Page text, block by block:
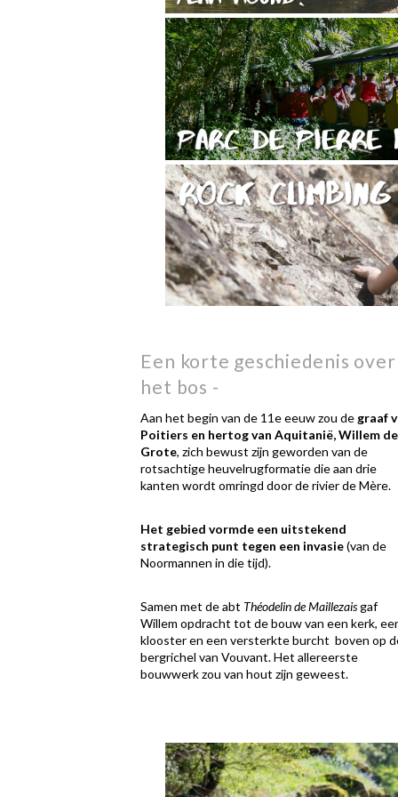
Een korte geschiedenis over
het bos -
Aan het begin van de 11e eeuw zou de graaf
Poitiers en hertog van Aquitanië, Willem de
Grote, zich bewust zijn geworden van de
rotsachtige heuvelrugformatie die aan drie
kanten wordt omringd door de rivier de Mère.
Het gebied vormde een uitstekend
strategisch punt tegen een invasie(van de
Noormannen in die tijd).
Samen met de abt Théodelin de Maillezaisgaf
Willem opdracht tot de bouw van een kerk,
klooster en een versterkte burcht boven op
bergrichel van Vouvant. Het allereerste
bouwwerk zou van hout zijn geweest.